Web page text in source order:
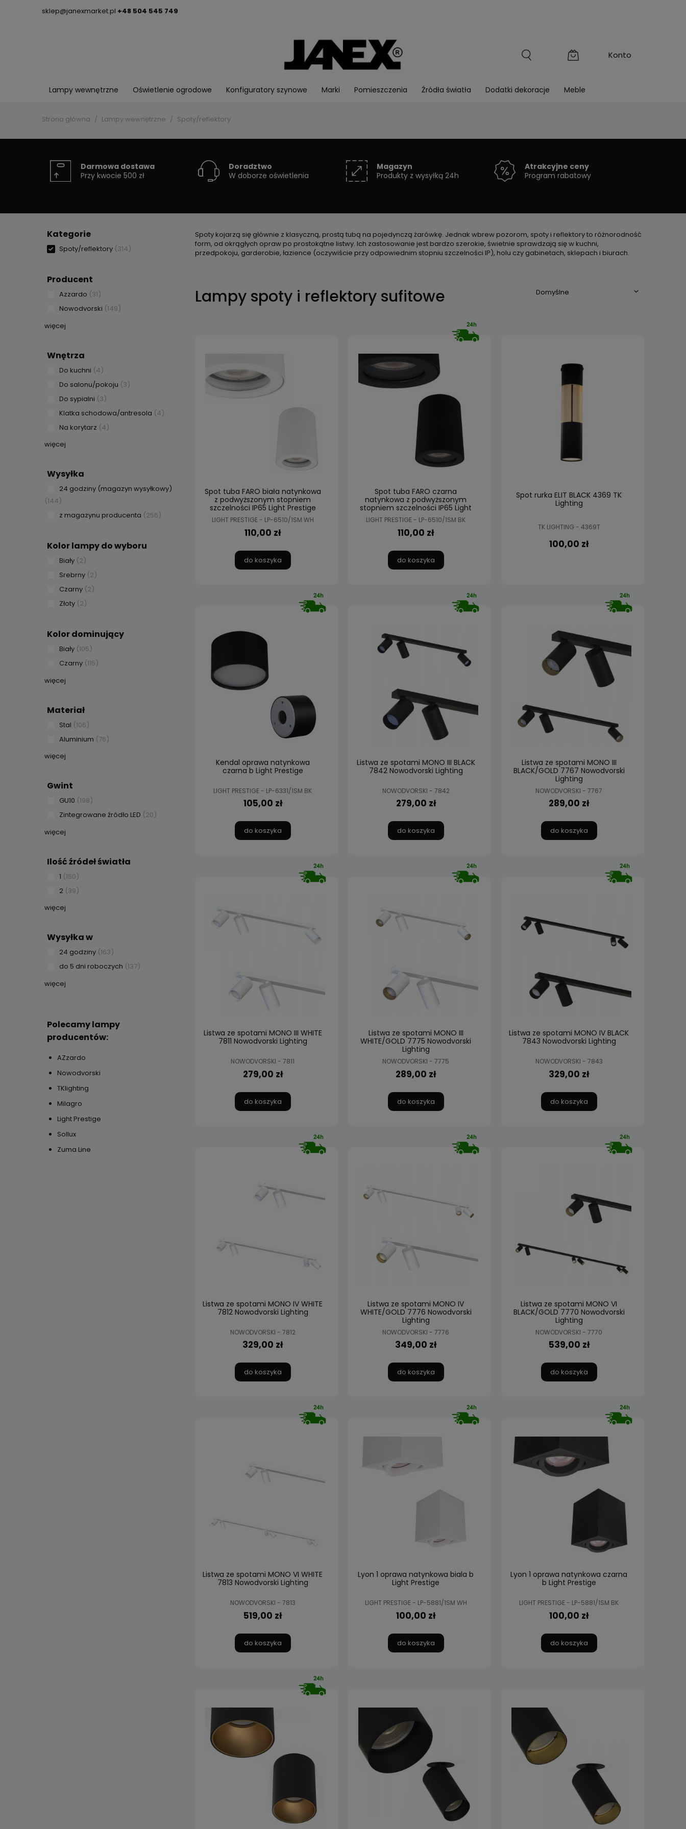
sklep@janexmarket.pl +48 504 545 749
Lampy wewnętrzne Oświetlenie ogrodowe Konfiguratory szynowe Marki Pomieszczenia Źródła światła Dodatki dekoracje Meble
Strona główna Lampy wewnętrzne Spoty/reflektory
Darmowa dostawa
Przy kwocie 500 zł
Doradztwo
W doborze oświetlenia
Magazyn
Produkty z wysyłką 24h
Atrakcyjne ceny
Program rabatowy
Kategorie
Spoty/reflektory (314)
Producent
Azzardo (31)
Nowodvorski (149)
więcej
Wnętrza
Do kuchni (4)
Do salonu/pokoju (3)
Do sypialni (3)
Klatka schodowa/antresola (4)
Na korytarz (4)
więcej
Wysyłka
24 godziny (magazyn wysyłkowy)
(144)
z magazynu producenta (256)
Kolor lampy do wyboru
Biały (2)
Srebrny (2)
Czarny (2)
Złoty (2)
Kolor dominujący
Biały (105)
Czarny (115)
więcej
Materiał
Stal (106)
Aluminium (76)
więcej
Gwint
GU10 (198)
Zintegrowane źródło LED (20)
więcej
Ilość źródeł światła
1 (150)
2 (39)
więcej
Wysyłka w
24 godziny (163)
do 5 dni roboczych (137)
więcej
Polecamy lampy
producentów:
AZzardo
Nowodvorski
TKlighting
Milagro
Light Prestige
Sollux
Zuma Line
Spoty kojarzą się głównie z klasyczną, prostą tubą na pojedynczą żarówkę. Jednak wbrew pozorom, spoty i reflektory to różnorodność
form, od okrągłych opraw po prostokątne listwy. Ich zastosowanie jest bardzo szerokie, świetnie sprawdzają się w kuchni,
przedpokoju, garderobie, łazience (oczywiście przy odpowiednim stopniu szczelności IP), holu czy gabinetach, sklepach i biurach.
Lampy spoty i reflektory sufitowe
Spot tuba FARO biała natynkowa
z podwyższonym stopniem
szczelności IP65 Light Prestige
LIGHT PRESTIGE - LP-6510/1SM WH
110,00 zł
do koszyka
Spot tuba FARO czarna
natynkowa z podwyższonym
stopniem szczelności IP65 Light
Prestige
LIGHT PRESTIGE - LP-6510/1SM BK
110,00 zł
do koszyka
Spot rurka ELIT BLACK 4369 TK
Lighting
TK LIGHTING - 4369T
100,00 zł
Kendal oprawa natynkowa
czarna b Light Prestige
LIGHT PRESTIGE - LP-6331/1SM BK
105,00 zł
do koszyka
Listwa ze spotami MONO III BLACK
7842 Nowodvorski Lighting
NOWODVORSKI - 7842
279,00 zł
do koszyka
Listwa ze spotami MONO III
BLACK/GOLD 7767 Nowodvorski
Lighting
NOWODVORSKI - 7767
289,00 zł
do koszyka
Listwa ze spotami MONO III WHITE
7811 Nowodvorski Lighting
NOWODVORSKI - 7811
279,00 zł
do koszyka
Listwa ze spotami MONO III
WHITE/GOLD 7775 Nowodvorski
Lighting
NOWODVORSKI - 7775
289,00 zł
do koszyka
Listwa ze spotami MONO IV BLACK
7843 Nowodvorski Lighting
NOWODVORSKI - 7843
329,00 zł
do koszyka
Listwa ze spotami MONO IV WHITE
7812 Nowodvorski Lighting
NOWODVORSKI - 7812
329,00 zł
do koszyka
Listwa ze spotami MONO IV
WHITE/GOLD 7776 Nowodvorski
Lighting
NOWODVORSKI - 7776
349,00 zł
do koszyka
Listwa ze spotami MONO VI
BLACK/GOLD 7770 Nowodvorski
Lighting
NOWODVORSKI - 7770
539,00 zł
do koszyka
Listwa ze spotami MONO VI WHITE
7813 Nowodvorski Lighting
NOWODVORSKI - 7813
519,00 zł
do koszyka
Lyon 1 oprawa natynkowa biala b
Light Prestige
LIGHT PRESTIGE - LP-5881/1SM WH
100,00 zł
do koszyka
Lyon 1 oprawa natynkowa czarna
b Light Prestige
LIGHT PRESTIGE - LP-5881/1SM BK
100,00 zł
do koszyka